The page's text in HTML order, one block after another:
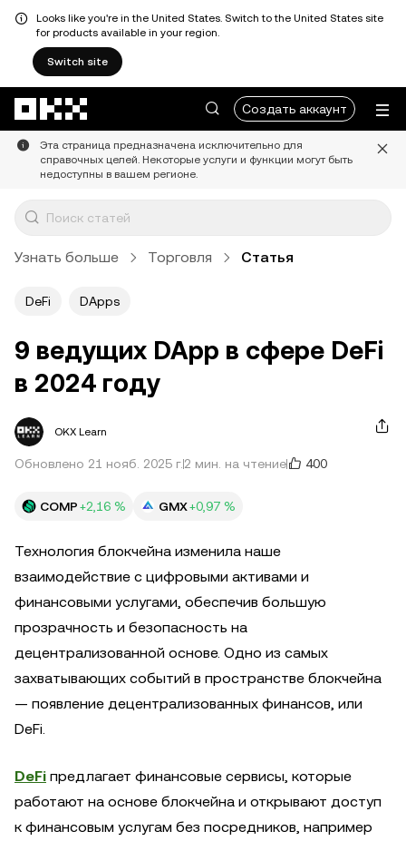
Looks like you're in the United States. Switch to the United States site
for products available in your region.
Switch site
Создать аккаунт
Эта страница предназначена исключительно для
справочных целей. Некоторые услуги и функции могут быть
недоступны в вашем регионе.
Узнать больше Торговля Статья
DeFi DApps
9 ведущих DApp в сфере DeFi
в 2024 году
OKX Learn
Обновлено 21 нояб. 2025 г. 2 мин. на чтение 400
COMP+2,16 % GMX+0,97 %
Технология блокчейна изменила наше
взаимодействие с цифровыми активами и
финансовыми услугами, обеспечив большую
прозрачность и безопасность на
децентрализованной основе. Одно из самых
захватывающих событий в пространстве блокчейна
— появление децентрализованных финансов, или
DeFi.
DeFi предлагает финансовые сервисы, которые
работают на основе блокчейна и открывают доступ
к финансовым услугам без посредников, например